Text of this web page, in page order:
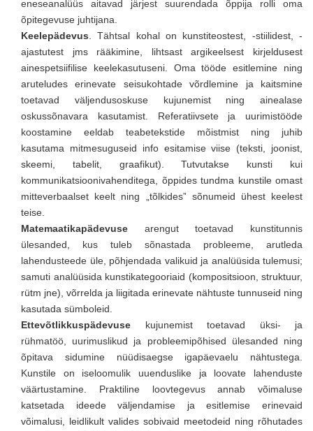
eneseanalüüs aitavad järjest suurendada õppija rolli oma
õpitegevuse juhtijana.
Keelepädevus . Tähtsal kohal on kunstiteostest, -stiilidest, -
ajastutest jms rääkimine, lihtsast argikeelsest kirjeldusest
ainespetsiifilise keelekasutuseni. Oma tööde esitlemine ning
aruteludes erinevate seisukohtade võrdlemine ja kaitsmine
toetavad väljendusoskuse kujunemist ning ainealase
oskussõnavara kasutamist. Referatiivsete ja uurimistööde
koostamine eeldab teabetekstide mõistmist ning juhib
kasutama mitmesuguseid info esitamise viise (teksti, joonist,
skeemi, tabelit, graafikut). Tutvutakse kunsti kui
kommunikatsioonivahenditega, õppides tundma kunstile omast
mitteverbaalset keelt ning „tõlkides” sõnumeid ühest keelest
teise.
Matemaatikapädevuse arengut toetavad kunstitunnis
ülesanded, kus tuleb sõnastada probleeme, arutleda
lahendusteede üle, põhjendada valikuid ja analüüsida tulemusi;
samuti analüüsida kunstikategooriaid (kompositsioon, struktuur,
rütm jne), võrrelda ja liigitada erinevate nähtuste tunnuseid ning
kasutada sümboleid.
Ettevõtlikkuspädevuse kujunemist toetavad üksi- ja
rühmatöö, uurimuslikud ja probleemipõhised ülesanded ning
õpitava sidumine nüüdisaegse igapäevaelu nähtustega.
Kunstile on iseloomulik uuenduslike ja loovate lahenduste
väärtustamine. Praktiline loovtegevus annab võimaluse
katsetada ideede väljendamise ja esitlemise erinevaid
võimalusi, leidlikult valides sobivaid meetodeid ning rõhutades